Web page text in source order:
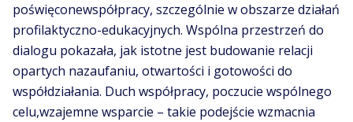
poświęconewspółpracy, szczególnie w obszarze działań
profilaktyczno-edukacyjnych. Wspólna przestrzeń do
dialogu pokazała, jak istotne jest budowanie relacji
opartych nazaufaniu, otwartości i gotowości do
współdziałania. Duch współpracy, poczucie wspólnego
celu,wzajemne wsparcie – takie podejście wzmacnia